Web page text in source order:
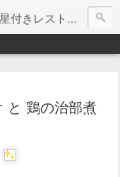
り寄せを紹介しています。
と 鶏の治部煮